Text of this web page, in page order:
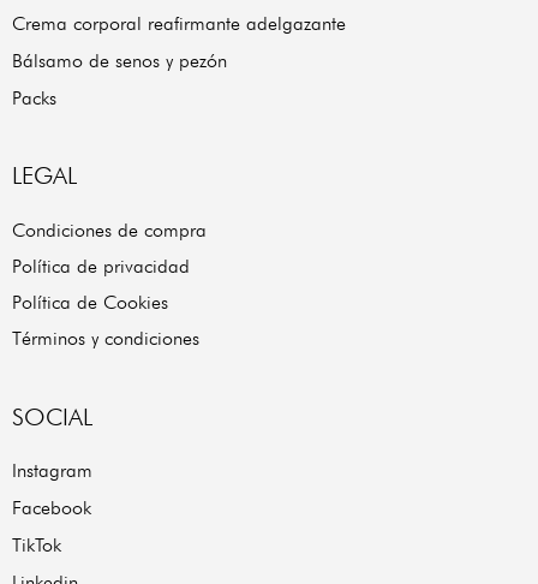
Crema corporal reafirmante adelgazante
Bálsamo de senos y pezón
Packs
LEGAL
Condiciones de compra
Política de privacidad
Política de Cookies
Términos y condiciones
SOCIAL
Instagram
Facebook
TikTok